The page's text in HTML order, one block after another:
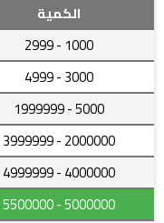
الكمية
1000
- 2999
3000
- 4999
5000
- 1999999
2000000
- 3999999
4000000
- 4999999
5000000
- 5500000
(حلق)
بتصميمات
جذابة
عالية
يعطيكي
جذاب
quantity